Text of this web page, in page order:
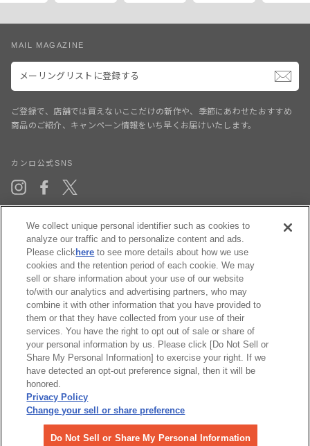
MAIL MAGAZINE
メ
リ
グ
ス
登
す
る
ご登録で、店舗では買えないここだけの新作や、季節にあわせたおすすめ
商品のご紹介、キャンペーン情報をいち早くお届けいたします。
カンロ公式SNS
InstagramFacebook
SERVICES
© Kanro Inc. All rights reserved.
We collect unique personal identifier such as cookies to
analyze our traffic and to personalize content and ads.
Please clickhere to see more details about how we use
cookies and the retention period of each cookie. We may
sell or share information about your use of our website
to/with our analytics and advertising partners, who may
combine it with other information that you have provided to
them or that they have collected from your use of their
services. You have the right to opt out of sale or share of
your personal information by us. Please click [Do Not Sell or
Share My Personal Information] to exercise your right. If we
have detected an opt-out preference signal, then it will be
honored.
Privacy Policy
Change your sell or share preference
Do Not Sell or Share My Personal Information